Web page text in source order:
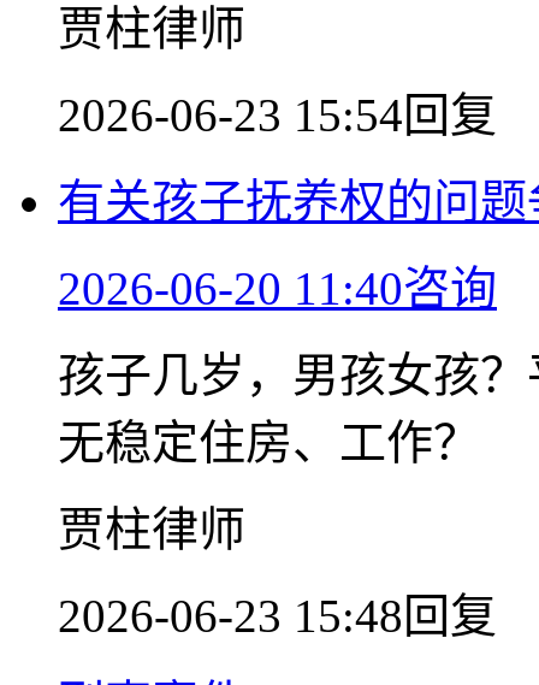
贾柱律师
2026-06-23 15:54回复
有关孩子抚养权的问
2026-06-20 11:40咨询
孩子几岁，男孩女孩
无稳定住房、工作？
贾柱律师
2026-06-23 15:48回复